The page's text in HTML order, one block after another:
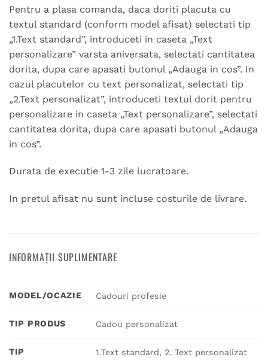
Pentru a plasa comanda, daca doriti placuta cu
textul standard (conform model afisat) selectati tip
„1.Text standard”, introduceti in caseta „Text
personalizare” varsta aniversata, selectati cantitatea
dorita, dupa care apasati butonul „Adauga in cos”. In
cazul placutelor cu text personalizat, selectati tip
„2.Text personalizat”, introduceti textul dorit pentru
personalizare in caseta „Text personalizare”, selectati
cantitatea dorita, dupa care apasati butonul „Adauga
in cos”.
Durata de executie 1-3 zile lucratoare.
In pretul afisat nu sunt incluse costurile de livrare.
INFORMAȚII SUPLIMENTARE
MODEL/OCAZIE Cadouri profesie
TIP PRODUS Cadou personalizat
TIP 1.Text standard, 2. Text personalizat